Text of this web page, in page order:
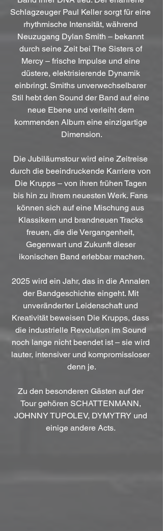
Schlagzeuger Paul Keller sorgt für eine
rhythmische Intensität, während
Neuzugang Dylan Smith – bekannt
durch seine Zeit bei The Sisters of
Mercy – frische Impulse und eine
düstere, elektrisierende Dynamik
einbringt. Smiths unverwechselbarer
Stil hebt den Sound der Band auf eine
neue Ebene und verleiht dem
kommenden Album eine einzigartige
Dimension.
Die Jubiläumstour wird eine Zeitreise
durch die beeindruckende Karriere von
Die Krupps – von ihren frühen Tagen
bis hin zu ihrem neuesten Werk. Fans
können sich auf eine Mischung aus
Klassikern und brandneuen Tracks
freuen, die die Vergangenheit,
Gegenwart und Zukunft dieser
ikonischen Band erlebbar machen.
2025 wird ein Jahr, das in die Annalen
der Bandgeschichte eingeht. Mit
unveränderter Leidenschaft und
Kreativität beweisen Die Krupps, dass
die industrielle Revolution im Sound
noch lange nicht beendet ist – sie wird
lauter, intensiver und kompromissloser
denn je.
Zu den besonderen Gästen auf der
Tour gehören SCHATTENMANN,
JOHNNY TUPOLEV, DYMYTRY und
einige andere Acts.